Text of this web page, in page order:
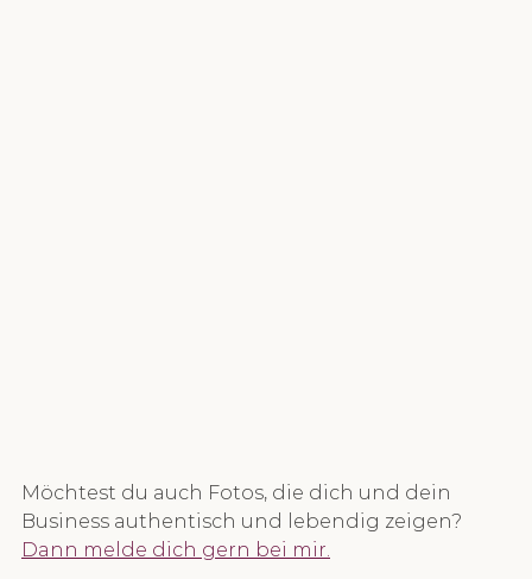
Möchtest du auch Fotos, die dich und dein
Business authentisch und lebendig zeigen?
Dann melde dich gern bei mir.